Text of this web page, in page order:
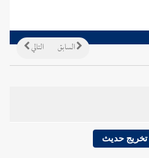
التالي السابق
تخريج حديث